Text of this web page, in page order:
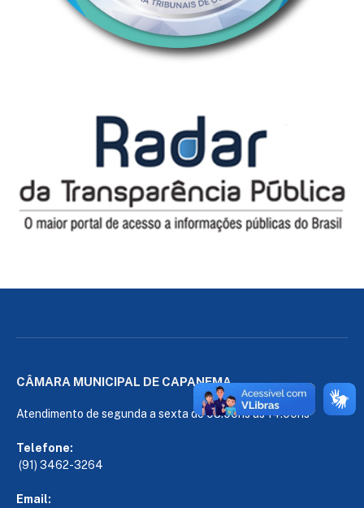
CÂMARA MUNICIPAL DE CAPANEMA
Atendimento de segunda a sexta de 08:00hs às 14:00hs
Telefone:
(91) 3462-3264
Email: